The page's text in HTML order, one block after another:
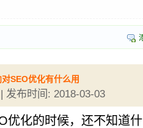
SEO优化有什么用
发布时间: 2018-03-03
化的时候，还不知道